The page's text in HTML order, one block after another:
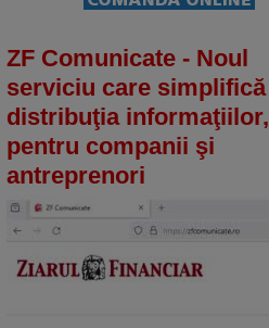
ZF Comunicate - Noul
serviciu care simplifică
distribuţia informaţiilor,
pentru companii şi
antreprenori